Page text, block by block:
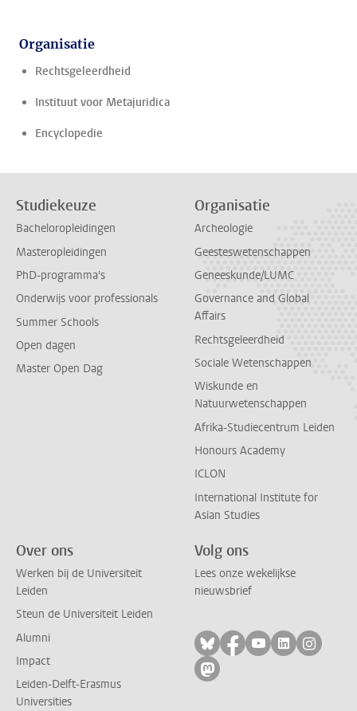
Organisatie
Rechtsgeleerdheid
Instituut voor Metajuridica
Encyclopedie
Studiekeuze
Bacheloropleidingen
Masteropleidingen
PhD-programma's
Onderwijs voor professionals
Summer Schools
Open dagen
Master Open Dag
Organisatie
Archeologie
Geesteswetenschappen
Geneeskunde/LUMC
Governance and Global
Affairs
Rechtsgeleerdheid
Sociale Wetenschappen
Wiskunde en
Natuurwetenschappen
Afrika-Studiecentrum Leiden
Honours Academy
ICLON
International Institute for
Asian Studies
Over ons
Werken bij de Universiteit
Leiden
Steun de Universiteit Leiden
Alumni
Impact
Leiden-Delft-Erasmus
Universities
Volg ons
Lees onze wekelijkse
nieuwsbrief
Volg ons op bluesky
Volg ons op
Volg ons op
Volg ons
Volg
Volg ons op mastodon